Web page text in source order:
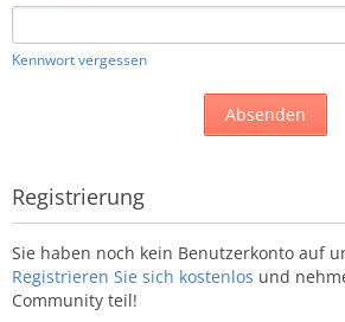
Kennwort vergessen
Registrierung
Sie haben noch kein Benutzerkonto auf
Registrieren Sie sich kostenlos und
Community teil!